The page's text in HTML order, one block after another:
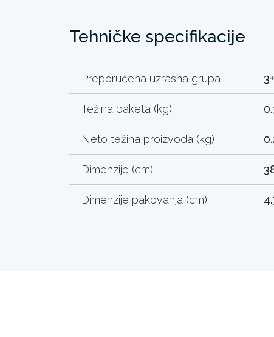
Tehničke specifikacije
Preporučena uzrasna grupa 3+
Težina paketa (kg)
Neto težina proizvoda (kg)
Dimenzije (cm)
Dimenzije pakovanja (cm)